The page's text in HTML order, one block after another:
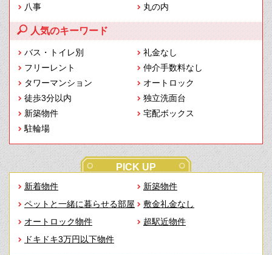
八事
丸の内
人気のキーワード
バス・トイレ別
礼金なし
フリーレント
仲介手数料なし
タワーマンション
オートロック
徒歩3分以内
独立洗面台
新築物件
宅配ボックス
駐輪場
PICK UP
新着物件
新築物件
ペットと一緒に暮らせる部屋
敷金礼金なし
オートロック物件
超駅近物件
ドキドキ3万円以下物件